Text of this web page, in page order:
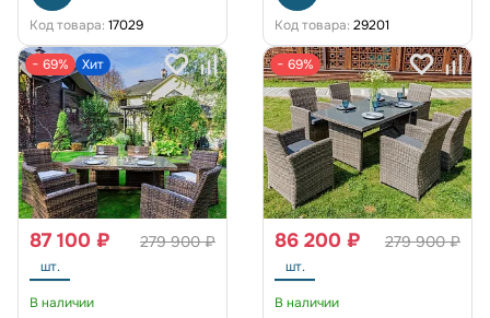
Код товара: 17029
Код товара: 29201
− 69% Хит
279 900 ₽
87 100 ₽
шт.
В наличии
− 69%
279 900 ₽
86 200 ₽
шт.
В наличии